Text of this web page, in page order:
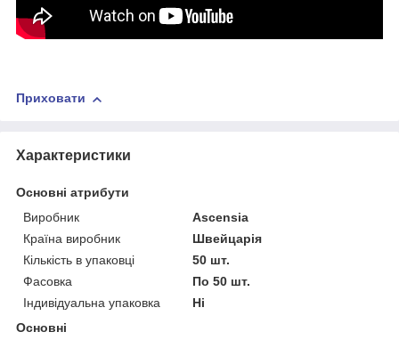
Приховати
Характеристики
Основні атрибути
Виробник
Ascensia
Країна виробник
Швейцарія
Кількість в упаковці
50 шт.
Фасовка
По 50 шт.
Індивідуальна упаковка
Ні
Основні